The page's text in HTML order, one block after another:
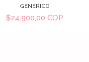
GENERICO
$24.900,00 COP